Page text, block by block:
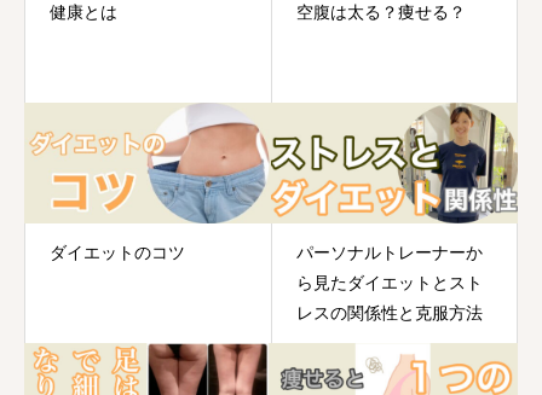
健康とは 空腹は太る？痩せる？
ダイエットのコツ
パーソナルトレーナーか
ら見たダイエットとスト
レスの関係性と克服方法